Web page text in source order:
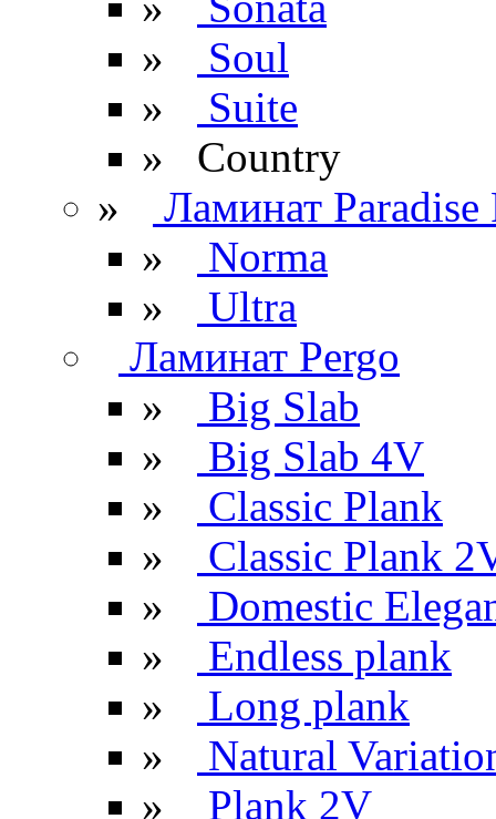
»
Soul
»
Suite
» Сountry
»
Ламинат Paradise
»
Norma
»
Ultra
Ламинат Pergo
»
Big Slab
»
Big Slab 4V
»
Classic Plank
»
Classic Plank
»
Domestic
»
Endless plank
»
Long plank
»
Natural
»
Plank 2V